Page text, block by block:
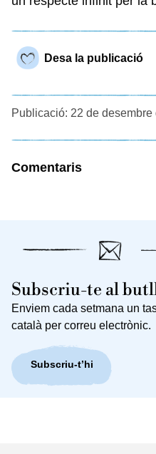
Desa la publicació
Publicació: 22 de
Comentaris
Subscriu-te al
Enviem cada setmana un
català per correu electrònic.
Subscriu-t’hi